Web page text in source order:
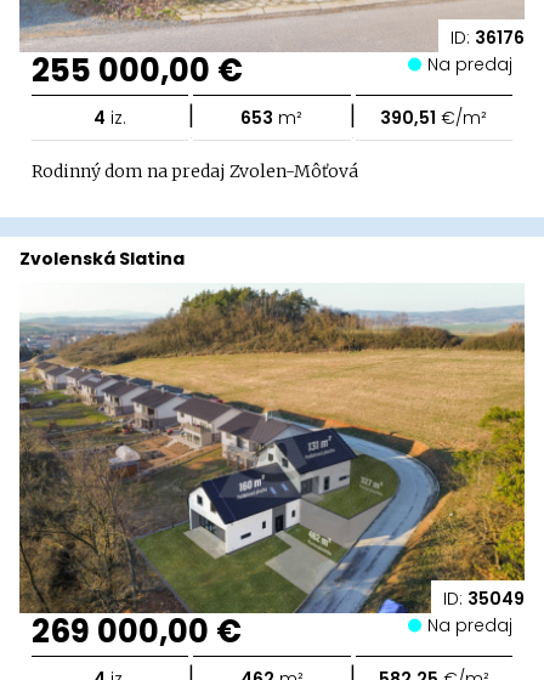
ID: 36176
255 000,00 € Na predaj
4 iz. | 653 m² | 390,51 €/m²
Rodinný dom na predaj Zvolen-Môťová
ID: 35049
Zvolenská Slatina
269 000,00 € Na predaj